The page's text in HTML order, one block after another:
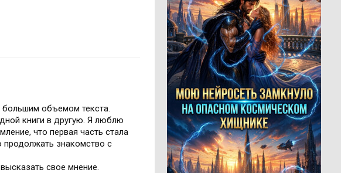
большим объемом текста.
книги в другую. Я люблю
что первая часть стала
продолжать знакомство с
свое мнение.